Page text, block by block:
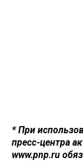
* При
пресс-центра
www.pnp.ru